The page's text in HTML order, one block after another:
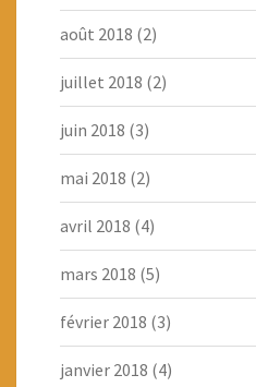
août 2018 (2)
juillet 2018 (2)
juin 2018 (3)
mai 2018 (2)
avril 2018 (4)
mars 2018 (5)
février 2018 (3)
janvier 2018 (4)